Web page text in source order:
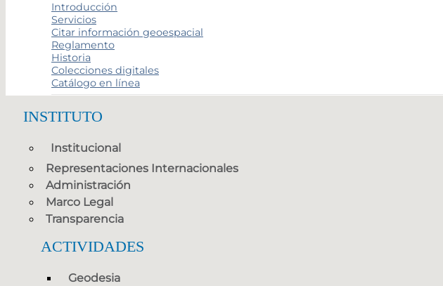
Introducción
Servicios
Citar información geoespacial
Reglamento
Historia
Colecciones digitales
Catálogo en línea
INSTITUTO
Institucional
Representaciones Internacionales
Administración
Marco Legal
Transparencia
ACTIVIDADES
Geodesia